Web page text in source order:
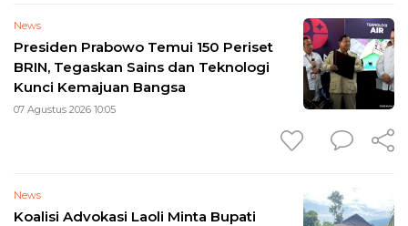
News
Presiden Prabowo Temui 150 Periset
BRIN, Tegaskan Sains dan Teknologi
Kunci Kemajuan Bangsa
07 Agustus 2026 10:05
News
Koalisi Advokasi Laoli Minta Bupati